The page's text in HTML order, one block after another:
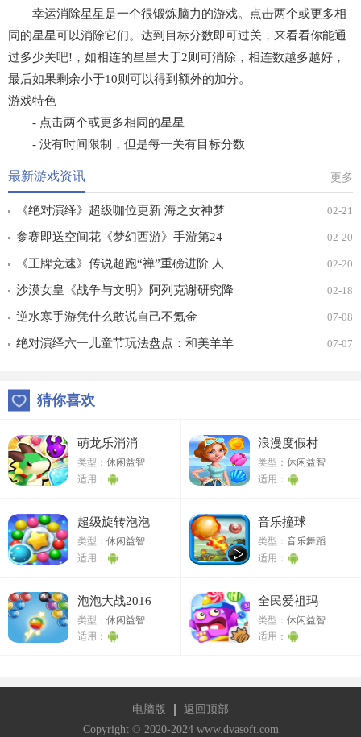
幸运消除星星是一个很锻炼脑力的游戏。点击两个或更多相
同的星星可以消除它们。达到目标分数即可过关，来看看你能通
过多少关吧!，如相连的星星大于2则可消除，相连数越多越好，
最后如果剩余小于10则可以得到额外的加分。
游戏特色
- 点击两个或更多相同的星星
- 没有时间限制，但是每一关有目标分数
最新游戏资讯 更多
《绝对演绎》超级咖位更新 海之女神梦
幻时装免费拿！
02-21
参赛即送空间花《梦幻西游》手游第24
届X9联赛报名进行中！
02-20
《王牌竞速》传说超跑“禅”重磅进阶 人
车合一 竞速飞升！
02-20
沙漠女皇《战争与文明》阿列克谢研究降
价
02-18
逆水寒手游凭什么敢说自己不氪金 07-08
绝对演绎六一儿童节玩法盘点：和美羊羊 07-07
猜你喜欢
萌龙乐消消
类型： 休闲益智
适用：
浪漫度假村
类型：休闲益智
适用：
超级旋转泡泡
类型： 休闲益智
适用：
音乐撞球
类型：音乐舞蹈
适用：
泡泡大战2016
类型： 休闲益智
适用：
全民爱祖玛
类型：休闲益智
适用：
电脑版
返回顶部
Copyright © 2020-2024 www.dvasoft.com